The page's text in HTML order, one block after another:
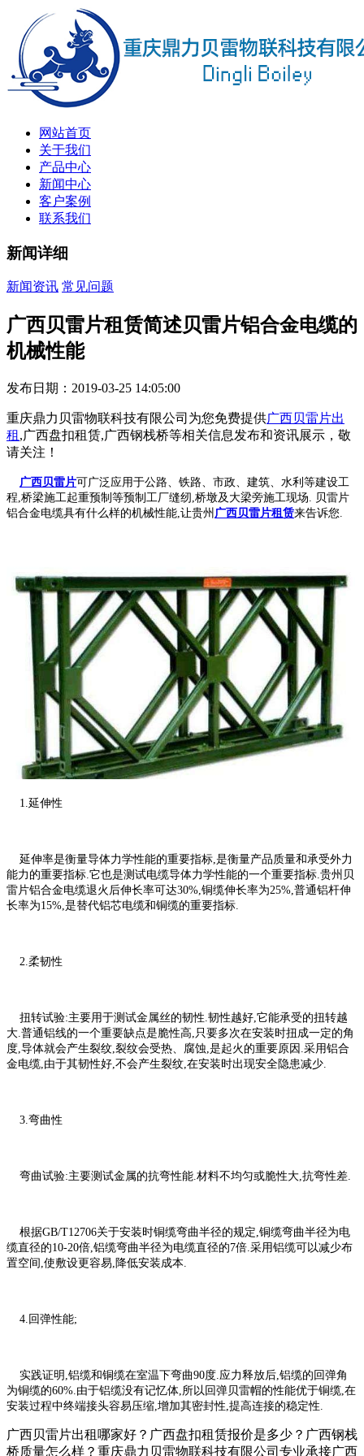
网站首页
关于我们
产品中心
新闻中心
客户案例
联系我们
新闻详细
新闻资讯 常见问题
广西贝雷片租赁简述贝雷片铝合金电缆的
机械性能
发布日期：2019-03-25 14:05:00
重庆鼎力贝雷物联科技有限公司为您免费提供广西贝雷片出
租 ,广西盘扣租赁,广西钢栈桥等相关信息发布和资讯展示，敬
请关注！
广西贝雷片可广泛应用于公路、铁路、市政、建筑、水利等建设工
程,桥梁施工起重预制等预制工厂缝纫,桥墩及大梁旁施工现场. 贝雷片
铝合金电缆具有什么样的机械性能,让贵州 广西贝雷片租赁来告诉您.
1.延伸性
延伸率是衡量导体力学性能的重要指标,是衡量产品质量和承受外力
能力的重要指标.它也是测试电缆导体力学性能的一个重要指标.贵州贝
雷片铝合金电缆退火后伸长率可达30%,铜缆伸长率为25%,普通铝杆伸
长率为15%,是替代铝芯电缆和铜缆的重要指标.
2.柔韧性
扭转试验:主要用于测试金属丝的韧性.韧性越好,它能承受的扭转越
大.普通铝线的一个重要缺点是脆性高,只要多次在安装时扭成一定的角
度,导体就会产生裂纹,裂纹会受热、腐蚀,是起火的重要原因.采用铝合
金电缆,由于其韧性好,不会产生裂纹,在安装时出现安全隐患减少.
3.弯曲性
弯曲试验:主要测试金属的抗弯性能.材料不均匀或脆性大,抗弯性差.
根据GB/T12706关于安装时铜缆弯曲半径的规定,铜缆弯曲半径为电
缆直径的10-20倍,铝缆弯曲半径为电缆直径的7倍.采用铝缆可以减少布
置空间,使敷设更容易,降低安装成本.
4.回弹性能;
实践证明,铝缆和铜缆在室温下弯曲90度.应力释放后,铝缆的回弹角
为铜缆的60%.由于铝缆没有记忆体,所以回弹贝雷帽的性能优于铜缆,在
安装过程中终端接头容易压缩,增加其密封性,提高连接的稳定性.
广西贝雷片出租哪家好？广西盘扣租赁报价是多少？广西钢栈
桥质量怎么样？重庆鼎力贝雷物联科技有限公司专业承接广西